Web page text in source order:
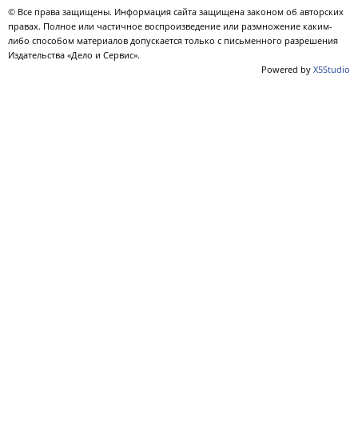
© Все права защищены. Информация сайта защищена законом об авторских
правах. Полное или частичное воспроизведение или размножение каким-
либо способом материалов допускается только с письменного разрешения
Издательства «Дело и Сервис».
Powered by X5Studio